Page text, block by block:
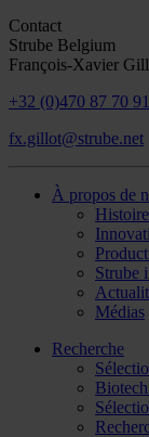
Contact
Strube Belgium
François-Xavier
+32 (0)470 87 70 91
fx.gillot@strube.net
À propos de
Histoire
Strube
Médias
Recherche